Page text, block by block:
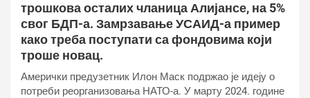
трошкова осталих чланица Алијансе, на 5%
свог БДП-а. Замрзавање УСАИД-а пример
како треба поступати са фондовима који
троше новац.
Амерички предузетник Илон Маск подржао је идеју о
потреби реорганизовања НАТО-а. У марту 2024. године